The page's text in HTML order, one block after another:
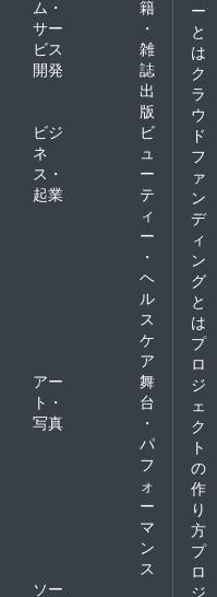
ム・
サー
ビス
開発
籍
・
雑
誌
出
版
ビジ
ネ
ス・
起業
ビ
ュ
ー
テ
ィ
ー
・
ヘ
ル
ス
ケ
ア
アー
ト・
写真
舞
台
・
パ
フ
ォ
ー
マ
ン
ス
ソー
ー
と
は
ク
ラ
ウ
ド
フ
ァ
ン
デ
ィ
ン
グ
と
は
プ
ロ
ジ
ェ
ク
ト
の
作
り
方
プ
ロ
ジ